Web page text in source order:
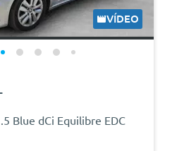
VÍDEO
Blue dCi Equilibre EDC